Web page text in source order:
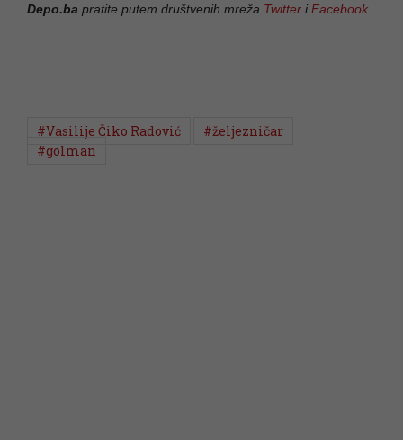
Depo.ba pratite putem društvenih mreža Twitter iFacebook
#Vasilije Čiko Radović
#željezničar
#golman